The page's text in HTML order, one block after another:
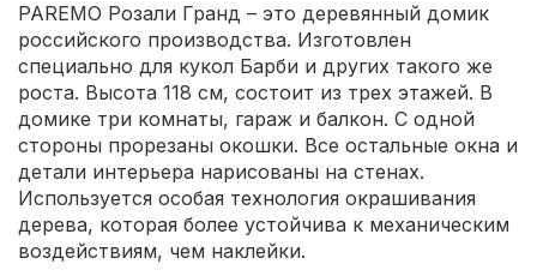
PAREMO Розали Гранд – это деревянный домик
российского производства. Изготовлен
специально для кукол Барби и других такого же
роста. Высота 118 см, состоит из трех этажей. В
домике три комнаты, гараж и балкон. С одной
стороны прорезаны окошки. Все остальные окна и
детали интерьера нарисованы на стенах.
Используется особая технология окрашивания
дерева, которая более устойчива к механическим
воздействиям, чем наклейки.